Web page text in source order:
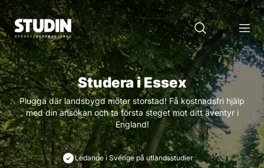
Studera i Essex
Plugga där landsbygd möter storstad! Få kostnadsfri hjälp
med din ansökan och ta första steget mot ditt äventyr i
England!
Ledande i Sverige på utlandsstudier